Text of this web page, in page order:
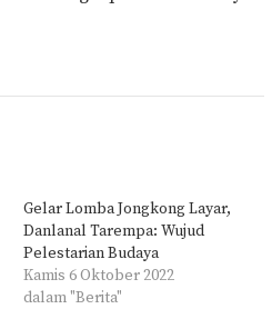
Gelar Lomba Jongkong Layar,
Danlanal Tarempa: Wujud
Pelestarian Budaya
Kamis 6 Oktober 2022
dalam "Berita"